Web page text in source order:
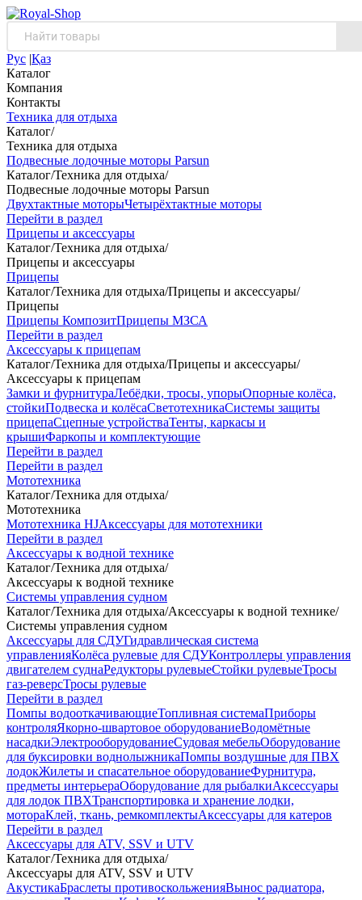
Рус |Қаз
Каталог
Компания
Контакты
Техника для отдыха
Каталог/
Техника для отдыха
Подвесные лодочные моторы Parsun
Каталог/Техника для отдыха/
Подвесные лодочные моторы Parsun
Двухтактные моторыЧетырёхтактные моторы
Перейти в раздел
Прицепы и аксессуары
Каталог/Техника для отдыха/
Прицепы и аксессуары
Прицепы
Каталог/Техника для отдыха/Прицепы и аксессуары/
Прицепы
Прицепы КомпозитПрицепы МЗСА
Перейти в раздел
Аксессуары к прицепам
Каталог/Техника для отдыха/Прицепы и аксессуары/
Аксессуары к прицепам
Замки и фурнитураЛебёдки, тросы, упорыОпорные колёса,
стойкиПодвеска и колёсаСветотехникаСистемы защиты
прицепаСцепные устройстваТенты, каркасы и
крышиФаркопы и комплектующие
Перейти в раздел
Перейти в раздел
Мототехника
Каталог/Техника для отдыха/
Мототехника
Мототехника HJАксессуары для мототехники
Перейти в раздел
Аксессуары к водной технике
Каталог/Техника для отдыха/
Аксессуары к водной технике
Системы управления судном
Каталог/Техника для отдыха/Аксессуары к водной технике/
Системы управления судном
Аксессуары для СДУГидравлическая система
управленияКолёса рулевые для СДУКонтроллеры управления
двигателем суднаРедукторы рулевыеСтойки рулевыеТросы
газ-реверсТросы рулевые
Перейти в раздел
Помпы водооткачивающиеТопливная системаПриборы
контроляЯкорно-швартовое оборудованиеВодомётные
насадкиЭлектрооборудованиеСудовая мебельОборудование
для буксировки воднолыжникаПомпы воздушные для ПВХ
лодокЖилеты и спасательное оборудованиеФурнитура,
предметы интерьераОборудование для рыбалкиАксессуары
для лодок ПВХТранспортировка и хранение лодки,
мотораКлей, ткань, ремкомплектыАксессуары для катеров
Перейти в раздел
Аксессуары для ATV, SSV и UTV
Каталог/Техника для отдыха/
Аксессуары для ATV, SSV и UTV
АкустикаБраслеты противоскольженияВынос радиатора,